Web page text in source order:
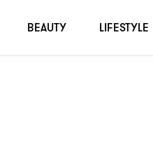
BEAUTY LIFESTYLE
！ ，